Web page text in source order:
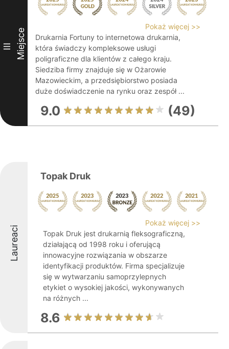
III Miejsce
Pokaż więcej >>
Drukarnia Fortuny to internetowa drukarnia,
która świadczy kompleksowe usługi
poligraficzne dla klientów z całego kraju.
Siedziba firmy znajduje się w Ożarowie
Mazowieckim, a przedsiębiorstwo posiada
duże doświadczenie na rynku oraz zespół ...
9.0 (49)
Laureaci
Topak Druk
Pokaż więcej >>
Topak Druk jest drukarnią fleksograficzną,
działającą od 1998 roku i oferującą
innowacyjne rozwiązania w obszarze
identyfikacji produktów. Firma specjalizuje
się w wytwarzaniu samoprzylepnych
etykiet o wysokiej jakości, wykonywanych
na różnych ...
8.6